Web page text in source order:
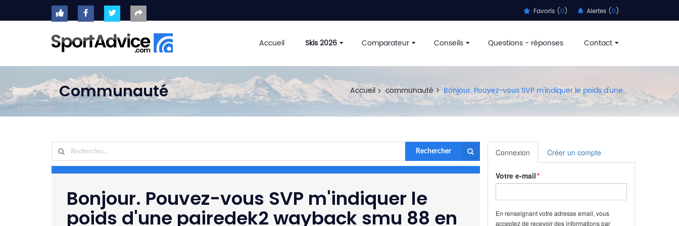
Favoris (0) Alertes (0)
Accueil Skis 2026 Comparateur Conseils Questions - réponses Contact
ACCUEIL
2020
COMPARATEUR
QUESTIONS
RÉPONSES
Communauté Accueil communauté Bonjour. Pouvez-vous SVP m'indiquer le poids d'une...
Rechercher
Bonjour. Pouvez-vous SVP m'indiquer le
poids d'une pairedek2 wayback smu 88 en
Connexion Créer un compte
Votre e-mail
En renseignant votre adresse email, vous
acceptez de recevoir des informations par